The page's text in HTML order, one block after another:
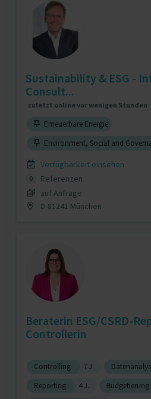
Sustainability & ESG -
Consult...
zuletzt online vor wenigen Stunden
Erneuerbare Energie
Environment, Social and
Verfügbarkeit einsehen
0
Referenzen
auf Anfrage
D-81241 München
Beraterin ESG/CSRD-
Controllerin
Controlling 7 J.
Reporting
4 J. Budgetierung